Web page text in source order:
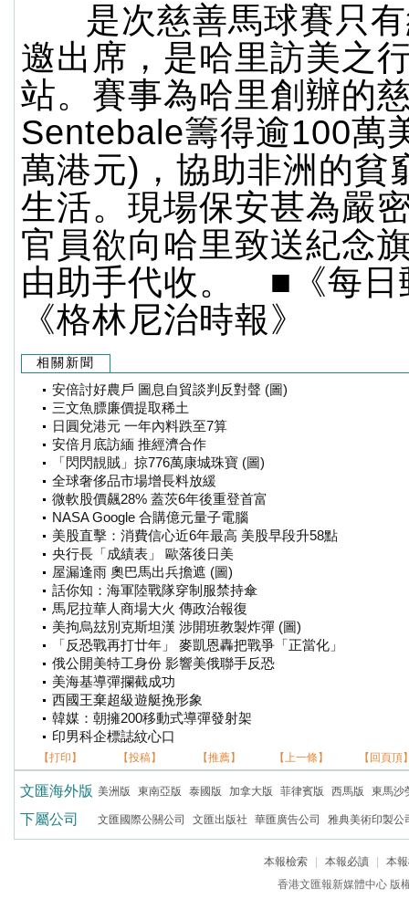
是次慈善馬球賽只
邀出席，是哈里訪美之
站。賽事為哈里創辦的
Sentebale籌得逾100萬
萬港元)，協助非洲的貧
生活。現場保安甚為嚴
官員欲向哈里致送紀念
由助手代收。 ■《每日
《格林尼治時報》
相關新聞
安倍討好農戶 圖息自貿談判反對聲 (圖)
三文魚膘廉價提取稀土
日圓兌港元 一年內料跌至7算
安倍月底訪緬 推經濟合作
「閃閃靚賊」掠776萬康城珠寶 (圖)
全球奢侈品市場增長料放緩
微軟股價飆28% 蓋茨6年後重登首富
NASA Google 合購億元量子電腦
美股直擊：消費信心近6年最高 美股早段升58點
央行長「成績表」 歐落後日美
屋漏逢雨 奧巴馬出兵擔遮 (圖)
話你知：海軍陸戰隊穿制服禁持傘
馬尼拉華人商場大火 傳政治報復
美拘烏玆別克斯坦漢 涉開班教製炸彈 (圖)
「反恐戰再打廿年」 麥凱恩轟把戰爭「正當化」
俄公開美特工身份 影響美俄聯手反恐
美海基導彈攔截成功
西國王棄超級遊艇挽形象
韓媒：朝擁200移動式導彈發射架
印男科企標誌紋心口
【打印】 【投稿】 【推薦】 【上一條】 【回頁頂
文匯海外版 美洲版 東南亞版 泰國版 加拿大版 菲律賓版 西馬版 東馬沙
下屬公司 文匯國際公關公司 文匯出版社 華匯廣告公司 雅典美術印製公
本報檢索 本報必讀
本
香港文匯報新媒體中心 版